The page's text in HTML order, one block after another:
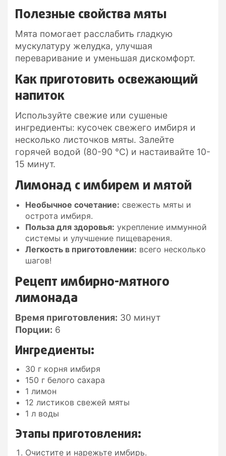
Полезные свойства мяты
Мята помогает расслабить гладкую
мускулатуру желудка, улучшая
переваривание и уменьшая дискомфорт.
Как приготовить освежающий
напиток
Используйте свежие или сушеные
ингредиенты: кусочек свежего имбиря и
несколько листочков мяты. Залейте
горячей водой (80-90 °C) и настаивайте 10-
15 минут.
Лимонад с имбирем и мятой
Необычное сочетание: свежесть мяты и
острота имбиря.
Польза для здоровья: укрепление иммунной
системы и улучшение пищеварения.
Легкость в приготовлении: всего несколько
шагов!
Рецепт имбирно-мятного
лимонада
Время приготовления: 30 минут
Порции: 6
Ингредиенты:
30 г корня имбиря
150 г белого сахара
1 лимон
12 листиков свежей мяты
1 л воды
Этапы приготовления:
Очистите и нарежьте имбирь.